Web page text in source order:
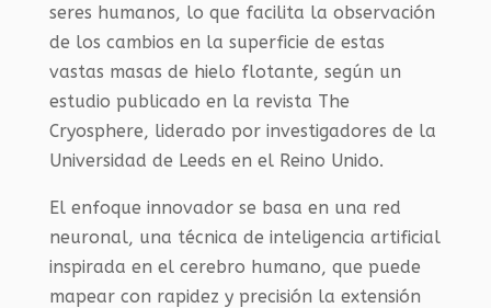
seres humanos, lo que facilita la observación
de los cambios en la superficie de estas
vastas masas de hielo flotante, según un
estudio publicado en la revista The
Cryosphere, liderado por investigadores de la
Universidad de Leeds en el Reino Unido.
El enfoque innovador se basa en una red
neuronal, una técnica de inteligencia artificial
inspirada en el cerebro humano, que puede
mapear con rapidez y precisión la extensión